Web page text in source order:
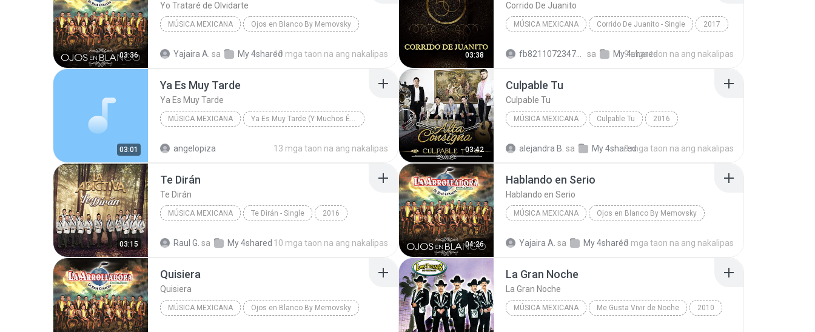
03:36
Yo Trataré de Olvidarte
MÚSICA MEXICANA Ojos en Blanco By Memovsky
Yajaira A. sa My 4shared10 mga taon na ang nakalipas 03:38
Corrido De Juanito
MÚSICA MEXICANA Corrido De Juanito - Single 2017
sa My 4shared
9 mga taon na ang nakalipas
03:01
Ya Es Muy Tarde
Ya Es Muy Tarde
MÚSICA MEXICANA Ya Es Muy Tarde (Y Muchos Éxitos Más)
angelopiza 13 mga taon na ang nakalipas 03:42
Culpable Tu
Culpable Tu
MÚSICA MEXICANA Culpable Tu 2016
alejandra B. sa My 4shared9 mga taon na ang nakalipas
03:15
Te Dirán
Te Dirán
MÚSICA MEXICANA Te Dirán - Single 2016
Raul G. sa My 4shared 10 mga taon na ang nakalipas 04:26
Hablando en Serio
Hablando en Serio
MÚSICA MEXICANA Ojos en Blanco By Memovsky
Yajaira A. sa My 4shared10 mga taon na ang nakalipas
Quisiera
Quisiera
MÚSICA MEXICANA Ojos en Blanco By Memovsky
La Gran Noche
La Gran Noche
MÚSICA MEXICANA Me Gusta Vivir de Noche 2010